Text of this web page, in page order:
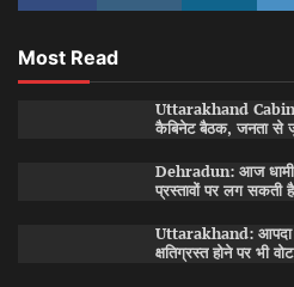
Most Read
Uttarakhand
कैबिनेट बैठक, जनता से
Dehradun: आज
प्रस्तावों पर लग सकती
Uttarakhand: आपदा
क्षतिग्रस्त होने पर भी